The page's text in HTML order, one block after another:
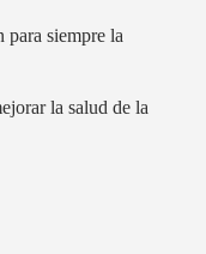
para siempre la
la salud de la